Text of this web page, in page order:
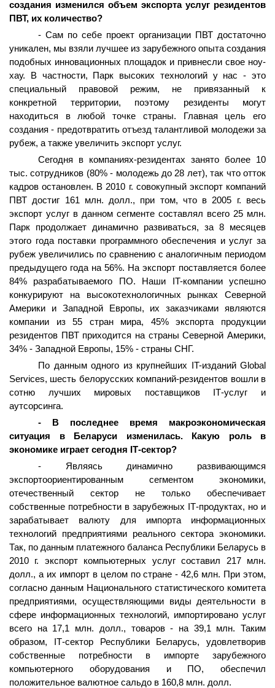
создания изменился объем экспорта услуг резидентов
ПВТ, их количество?
- Сам по себе проект организации ПВТ достаточно
уникален, мы взяли лучшее из зарубежного опыта создания
подобных инновационных площадок и привнесли свое ноу-
хау. В частности, Парк высоких технологий у нас - это
специальный правовой режим, не привязанный к
конкретной территории, поэтому резиденты могут
находиться в любой точке страны. Главная цель его
создания - предотвратить отъезд талантливой молодежи за
рубеж, а также увеличить экспорт услуг.
Сегодня в компаниях-резидентах занято более 10
тыс. сотрудников (80% - молодежь до 28 лет), так что отток
кадров остановлен. В 2010 г. совокупный экспорт компаний
ПВТ достиг 161 млн. долл., при том, что в 2005 г. весь
экспорт услуг в данном сегменте составлял всего 25 млн.
Парк продолжает динамично развиваться, за 8 месяцев
этого года поставки программного обеспечения и услуг за
рубеж увеличились по сравнению с аналогичным периодом
предыдущего года на 56%. На экспорт поставляется более
84% разрабатываемого ПО. Наши IT-компании успешно
конкурируют на высокотехнологичных рынках Северной
Америки и Западной Европы, их заказчиками являются
компании из 55 стран мира, 45% экспорта продукции
резидентов ПВТ приходится на страны Северной Америки,
34% - Западной Европы, 15% - страны СНГ.
По данным одного из крупнейших IT-изданийGlobal
Services, шесть белорусских компаний-резидентов вошли в
сотню лучших мировых поставщиков IТ-услуг и
аутсорсинга.
- В последнее время макроэкономическая
ситуация в Беларуси изменилась. Какую роль в
экономике играет сегодня IТ-сектор?
- Являясь динамично развивающимся
экспортоориентированным сегментом экономики,
отечественный сектор не только обеспечивает
собственные потребности в зарубежных IТ-продуктах, но и
зарабатывает валюту для импорта информационных
технологий предприятиями реального сектора экономики.
Так, по данным платежного баланса Республики Беларусь в
2010 г. экспорт компьютерных услуг составил 217 млн.
долл., а их импорт в целом по стране - 42,6 млн. При этом,
согласно данным Национального статистического комитета
предприятиями, осуществляющими виды деятельности в
сфере информационных технологий, импортировано услуг
всего на 17,1 млн. долл., товаров - на 39,1 млн. Таким
образом, IТ-сектор Республики Беларусь, удовлетворив
собственные потребности в импорте зарубежного
компьютерного оборудования и ПО, обеспечил
положительное валютное сальдо в 160,8 млн. долл.